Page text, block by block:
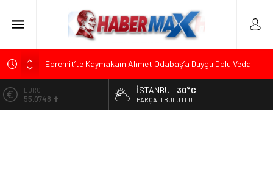
Edremit’te Kaymakam Ahmet Odabaş’a Duygu Dolu Veda
Tarihçi Yusuf Halaçoğlu’ndan TBMM’ye Sunulan Yasa Teklifine
Sert Eleştiri: “Osmanlı’nın Hukuk Anlayışının Gerisine
ALTIN
6.623,43
İSTANBUL 30°C
PARÇALI BULUTLU